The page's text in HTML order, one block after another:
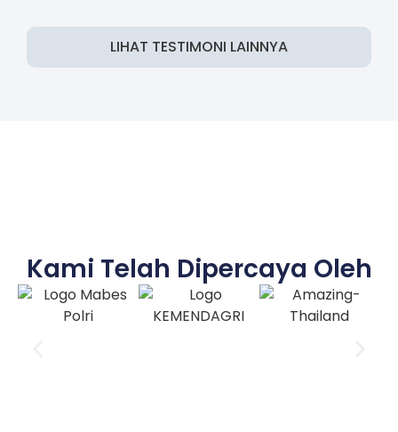
LIHAT TESTIMONI LAINNYA
Kami Telah Dipercaya Oleh